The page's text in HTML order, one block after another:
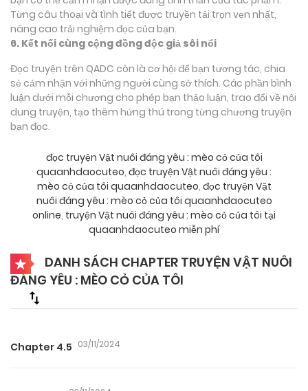
Từng câu thoại và tình tiết được truyền tải trọn vẹn nhất,
nâng cao trải nghiệm đọc của bạn.
6. Kết nối cùng cộng đồng độc giả sôi nổi
Đọc truyện trên QADC còn là cơ hội để bạn tương tác, chia
sẻ cảm nhận với những người cùng sở thích. Các phần bình
luận dưới mỗi chương cho phép bạn thảo luận, trao đổi về nội
dung truyện, tạo thêm hứng thú trong từng chương truyện
bạn đọc.
đọc truyện Vật nuôi đáng yêu : mèo cỏ của tôi
quaanhdaocuteo, đọc truyện Vật nuôi đáng yêu :
mèo cỏ của tôi quaanhdaocuteo, đọc truyện Vật
nuôi đáng yêu : mèo cỏ của tôi quaanhdaocuteo
online, truyện Vật nuôi đáng yêu : mèo cỏ của tôi tại
quaanhdaocuteo miễn phí
DANH SÁCH CHAPTER TRUYỆN VẬT NUÔI
ĐÁNG YÊU : MÈO CỎ CỦA TÔI
Chapter 4.5 03/11/2024